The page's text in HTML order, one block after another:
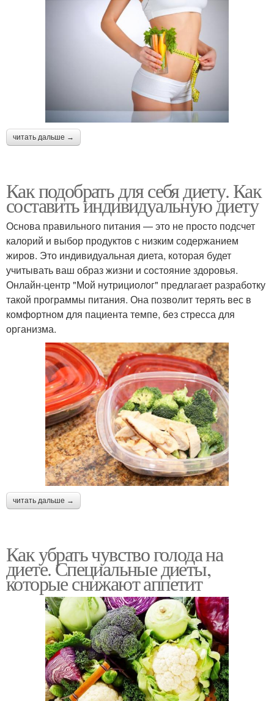
читать дальше →
Как подобрать для себя диету. Как
составить индивидуальную диету
Основа правильного питания — это не просто подсчет
калорий и выбор продуктов с низким содержанием
жиров. Это индивидуальная диета, которая будет
учитывать ваш образ жизни и состояние здоровья.
Онлайн-центр "Мой нутрициолог" предлагает разработку
такой программы питания. Она позволит терять вес в
комфортном для пациента темпе, без стресса для
организма.
читать дальше →
Как убрать чувство голода на
диете. Специальные диеты,
которые снижают аппетит